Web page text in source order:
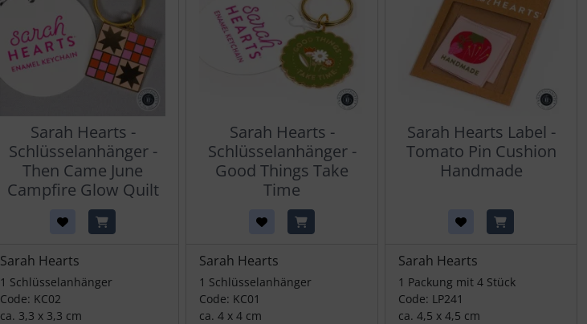
Sarah Hearts -
Schlüsselanhänger -
Then Came June
Campfire Glow Quilt
Sarah Hearts
1 Schlüsselanhänger
Code: KC02
ca. 3,3 x 3,3 cm
Sarah Hearts -
Schlüsselanhänger -
Good Things Take
Time
Sarah Hearts
1 Schlüsselanhänger
Code: KC01
ca. 4 x 4 cm
Sarah Hearts Label -
Tomato Pin Cushion
Handmade
Sarah Hearts
1 Packung mit 4 Stück
Code: LP241
ca. 4,5 x 4,5 cm